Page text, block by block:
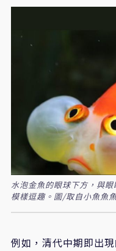
水泡金魚的眼球下方，與
模樣逗趣。圖/取自小魚魚
例如，清代中期即出